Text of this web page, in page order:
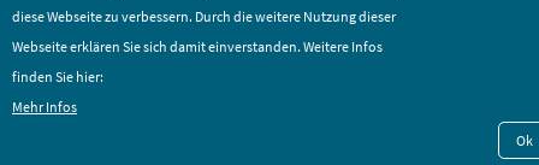
diese Webseite zu verbessern. Durch die weitere Nutzung dieser
Webseite erklären Sie sich damit einverstanden. Weitere Infos
finden Sie hier:
Mehr Infos
Ok